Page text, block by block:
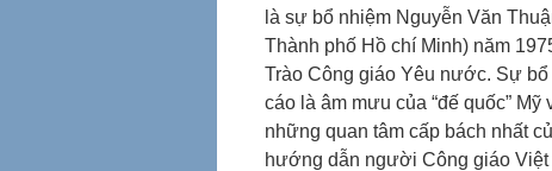
là sự bổ nhiệm Nguyễn Văn
Thành phố Hồ chí Minh) năm
Trào Công giáo Yêu nước. Sự
cáo là âm mưu của “đế quốc”
những quan tâm cấp bách nhất
hướng dẫn người Công giáo